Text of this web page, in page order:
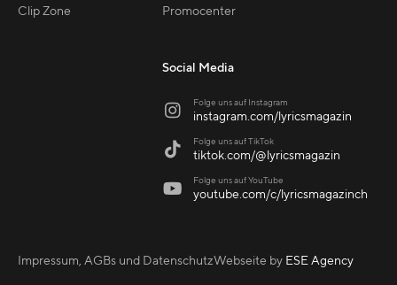
Clip Zone
Promocenter
Social Media
 Folge uns auf Instagram
instagram.com/lyricsmagazin
 Folge uns auf TikTok
tiktok.com/@lyricsmagazin
 Folge uns auf YouTube
youtube.com/c/lyricsmagazinch
Impressum, AGBs und DatenschutzWebseite by ESE Agency